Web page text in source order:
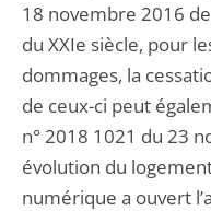
18 novembre 2016
du XXIe siècle, pour
dommages, la
de ceux-ci peut
n° 2018 1021 du 23
évolution du
numérique a ouvert